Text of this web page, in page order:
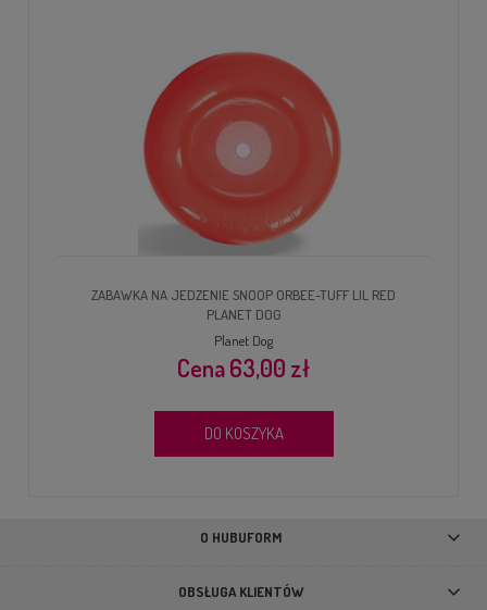
ZABAWKA NA JEDZENIE SNOOP ORBEE-TUFF LIL RED
PLANET DOG
Planet Dog
63,00 zł
DO KOSZYKA
O HUBUFORM
OBSŁUGA KLIENTÓW